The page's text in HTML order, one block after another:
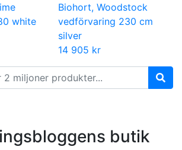
white
Biohort, Woodstock
vedförvaring 230 cm
silver
14 905 kr
butik